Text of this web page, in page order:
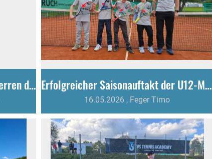
Bittere 4:5-Niederlage für die Herren des TC Gottmadingen nach starkem Comeback Erfolgreicher Saisonauftakt der U12-Mannschaft
16.05.2026 , Feger Timo